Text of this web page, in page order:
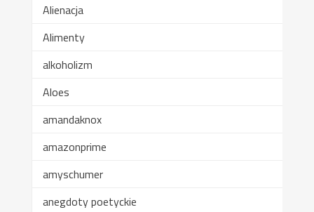
Alienacja
Alimenty
alkoholizm
Aloes
amandaknox
amazonprime
amyschumer
anegdoty poetyckie